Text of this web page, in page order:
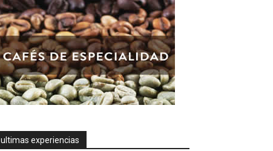
ultimas experiencias